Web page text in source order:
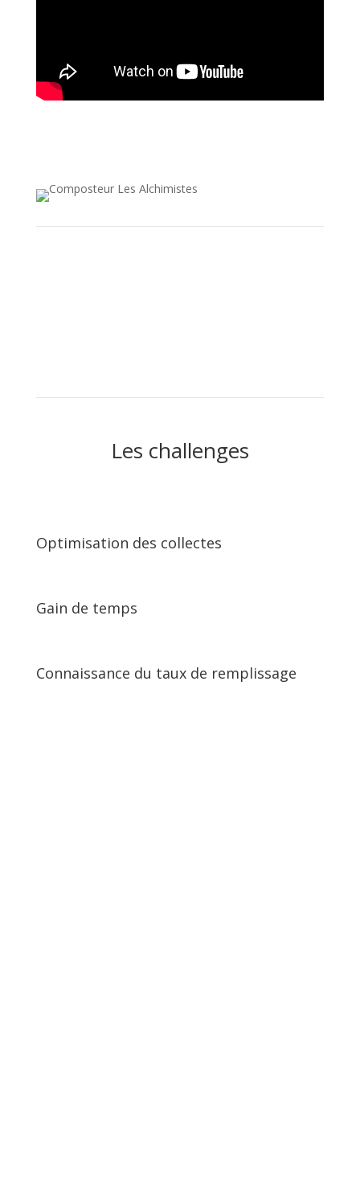
Les challenges
Optimisation des collectes
Gain de temps
Connaissance du taux de remplissage